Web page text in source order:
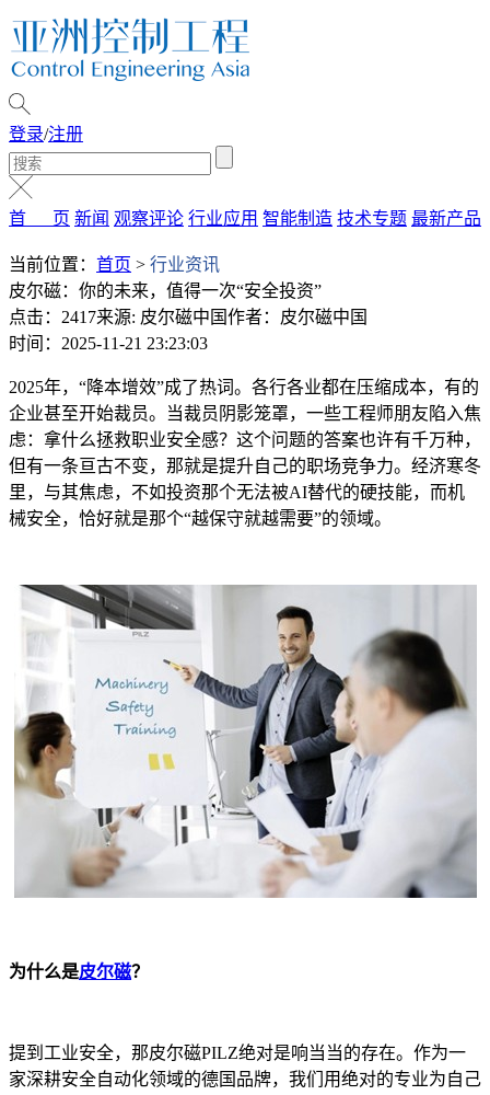
登录/注册
首 页 新闻 观察评论 行业应用 智能制造 技术专题 最新产品
当前位置： 首页 > 行业资讯
皮尔磁：你的未来，值得一次“安全投资”
点击：2417来源: 皮尔磁中国作者：皮尔磁中国
时间：2025-11-21 23:23:03
2025年，“降本增效”成了热词。各行各业都在压缩成本，有的
企业甚至开始裁员。当裁员阴影笼罩，一些工程师朋友陷入焦
虑：拿什么拯救职业安全感？这个问题的答案也许有千万种，
但有一条亘古不变，那就是提升自己的职场竞争力。经济寒冬
里，与其焦虑，不如投资那个无法被AI替代的硬技能，而机
械安全，恰好就是那个“越保守就越需要”的领域。
为什么是皮尔磁？
提到工业安全，那皮尔磁PILZ绝对是响当当的存在。作为一
家深耕安全自动化领域的德国品牌，我们用绝对的专业为自己